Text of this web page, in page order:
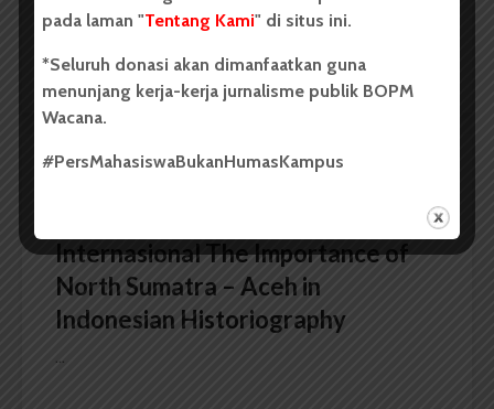
Oleh: Syarifah Sarah Nurjiha USU, wacana.org –...
Redaksi 2 menit waktu baca
Internasional The Importance of
North Sumatra – Aceh in
Indonesian Historiography
...
pada laman "Tentang Kami" di situs ini.
*Seluruh donasi akan dimanfaatkan guna
menunjang kerja-kerja jurnalisme publik BOPM
Wacana.
#PersMahasiswaBukanHumasKampus